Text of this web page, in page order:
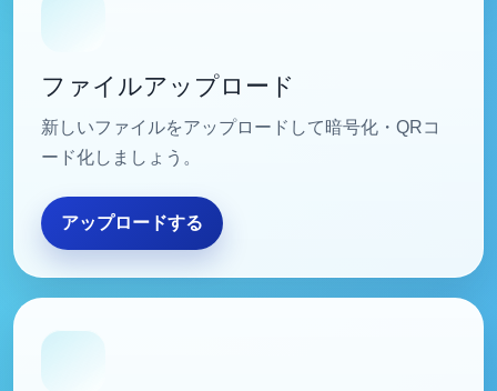
ファイルアップロード
新しいファイルをアップロードして暗号化・QRコ
ード化しましょう。
アップロードする
ファイル検索・ダウンロードページに移動します